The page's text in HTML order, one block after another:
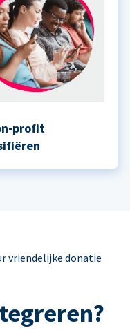
profit
vriendelijke donatie